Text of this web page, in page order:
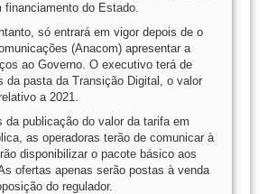
financiamento do Estado.
só entrará em vigor depois de o
(Anacom) apresentar a
ao Governo. O executivo terá de
da pasta da Transição Digital, o valor
a 2021.
da publicação do valor da tarifa em
as operadoras terão de comunicar à
disponibilizar o pacote básico aos
ofertas apenas serão postas à venda
do regulador.